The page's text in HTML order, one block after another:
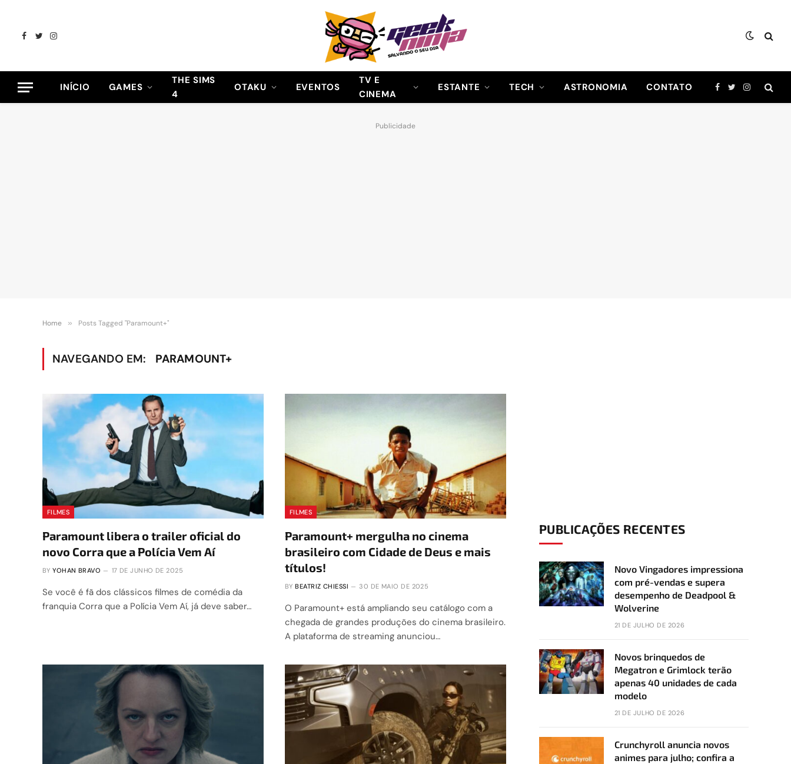
Facebook
TwitterInstagram
INÍCIO GAMES
THE SIMS
4
OTAKU EVENTOS
TV E
CINEMA
ESTANTE TECH ASTRONOMIA CONTATO Facebook
TwitterInstagram
Publicidade
Home » Posts Tagged "Paramount+"
NAVEGANDO EM: PARAMOUNT+
FILMES
Paramount libera o trailer oficial do
novo Corra que a Polícia Vem Aí
BY YOHAN BRAVO 17 DE JUNHO DE 2025
Se você é fã dos clássicos filmes de comédia da
franquia Corra que a Polícia Vem Aí, já deve saber…
FILMES
Paramount+ mergulha no cinema
brasileiro com Cidade de Deus e mais
títulos!
BY BEATRIZ CHIESSI 30 DE MAIO DE 2025
O Paramount+ está ampliando seu catálogo com a
chegada de grandes produções do cinema brasileiro.
A plataforma de streaming anunciou…
PUBLICAÇÕES RECENTES
Novo Vingadores impressiona
com pré-vendas e supera
desempenho de Deadpool &
Wolverine
21 DE JULHO DE 2026
Novos brinquedos de
Megatron e Grimlock terão
apenas 40 unidades de cada
modelo
21 DE JULHO DE 2026
Crunchyroll anuncia novos
animes para julho; confira a